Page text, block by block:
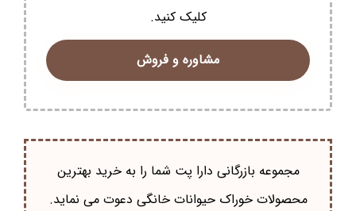
کلیک کنید.
مشاوره و فروش
مجموعه بازرگانی دارا پت شما را به خرید بهترین
محصولات خوراک حيوانات خانگی دعوت می نماید.